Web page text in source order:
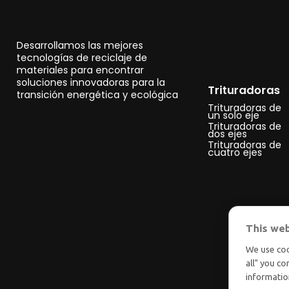
Desarrollamos las mejores
tecnologías de reciclaje de
materiales para encontrar
soluciones innovadoras para la
transición energética y ecológica
Trituradoras
Trituradoras de
un solo eje
Trituradoras de
dos ejes
Trituradoras de
cuatro ejes
This
We use
all" you